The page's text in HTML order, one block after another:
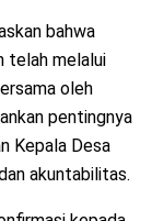
bahwa
telah melalui
oleh
pentingnya
Kepala Desa
akuntabilitas.